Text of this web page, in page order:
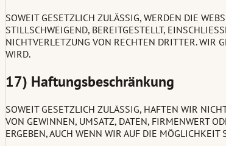
SOWEIT GESETZLICH ZULÄSSIG, WERDEN DIE
STILLSCHWEIGEND, BEREITGESTELLT,
NICHTVERLETZUNG VON RECHTEN DRITTER. WIR
WIRD.
17) Haftungsbeschränkung
SOWEIT GESETZLICH ZULÄSSIG, HAFTEN WIR
VON GEWINNEN, UMSATZ, DATEN, FIRMENWERT
ERGEBEN, AUCH WENN WIR AUF DIE